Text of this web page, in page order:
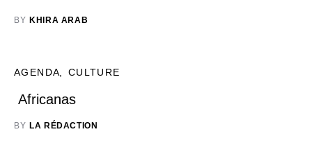
BY KHIRA ARAB
AGENDA CULTURE
Africanas
BY LA RÉDACTION